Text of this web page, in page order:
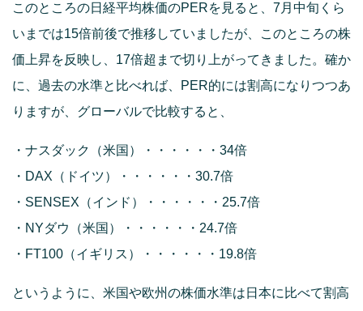
このところの日経平均株価のPERを見ると、7月中旬くら
いまでは15倍前後で推移していましたが、このところの株
価上昇を反映し、17倍超まで切り上がってきました。確か
に、過去の水準と比べれば、PER的には割高になりつつあ
りますが、グローバルで比較すると、
・ナスダック（米国）・・・・・・34倍
・DAX（ドイツ）・・・・・・30.7倍
・SENSEX（インド）・・・・・・25.7倍
・NYダウ（米国）・・・・・・24.7倍
・FT100（イギリス）・・・・・・19.8倍
というように、米国や欧州の株価水準は日本に比べて割高